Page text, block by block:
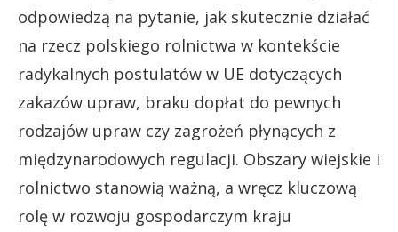
odpowiedzą na pytanie, jak skutecznie działać
na rzecz polskiego rolnictwa w kontekście
radykalnych postulatów w UE dotyczących
zakazów upraw, braku dopłat do pewnych
rodzajów upraw czy zagrożeń płynących z
międzynarodowych regulacji. Obszary wiejskie i
rolnictwo stanowią ważną, a wręcz kluczową
rolę w rozwoju gospodarczym kraju